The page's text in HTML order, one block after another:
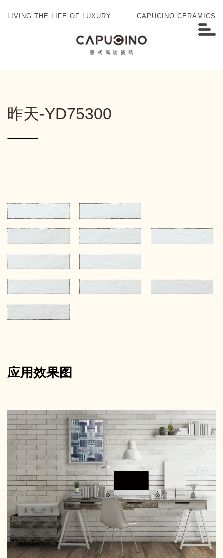
LIVING THE LIFE OF LUXURY CAPUCINO CERAMICS
昨天-YD75300
应用效果图